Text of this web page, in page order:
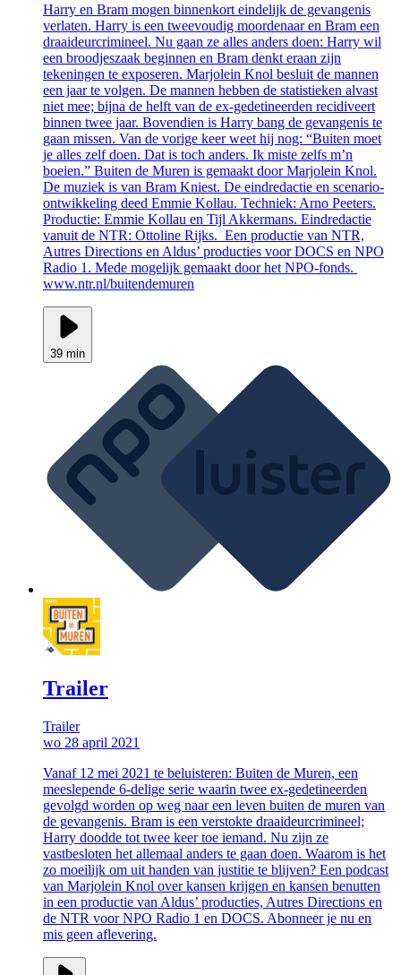
Harry en Bram mogen binnenkort eindelijk de gevangenis
verlaten. Harry is een tweevoudig moordenaar en Bram een
draaideurcrimineel. Nu gaan ze alles anders doen: Harry wil
een broodjeszaak beginnen en Bram denkt eraan zijn
tekeningen te exposeren. Marjolein Knol besluit de mannen
een jaar te volgen. De mannen hebben de statistieken alvast
niet mee; bijna de helft van de ex-gedetineerden recidiveert
binnen twee jaar. Bovendien is Harry bang de gevangenis te
gaan missen. Van de vorige keer weet hij nog: “Buiten moet
je alles zelf doen. Dat is toch anders. Ik miste zelfs m’n
boeien.” Buiten de Muren is gemaakt door Marjolein Knol.
De muziek is van Bram Kniest. De eindredactie en scenario-
ontwikkeling deed Emmie Kollau. Techniek: Arno Peeters.
Productie: Emmie Kollau en Tijl Akkermans. Eindredactie
vanuit de NTR: Ottoline Rijks. Een productie van NTR,
Autres Directions en Aldus’ producties voor DOCS en NPO
Radio 1. Mede mogelijk gemaakt door het NPO-fonds.
www.ntr.nl/buitendemuren
39 min
Trailer
Trailer
wo 28 april 2021
Vanaf 12 mei 2021 te beluisteren: Buiten de Muren, een
meeslepende 6-delige serie waarin twee ex-gedetineerden
gevolgd worden op weg naar een leven buiten de muren van
de gevangenis. Bram is een verstokte draaideurcrimineel;
Harry doodde tot twee keer toe iemand. Nu zijn ze
vastbesloten het allemaal anders te gaan doen. Waarom is het
zo moeilijk om uit handen van justitie te blijven? Een podcast
van Marjolein Knol over kansen krijgen en kansen benutten
in een productie van Aldus’ producties, Autres Directions en
de NTR voor NPO Radio 1 en DOCS. Abonneer je nu en
mis geen aflevering.